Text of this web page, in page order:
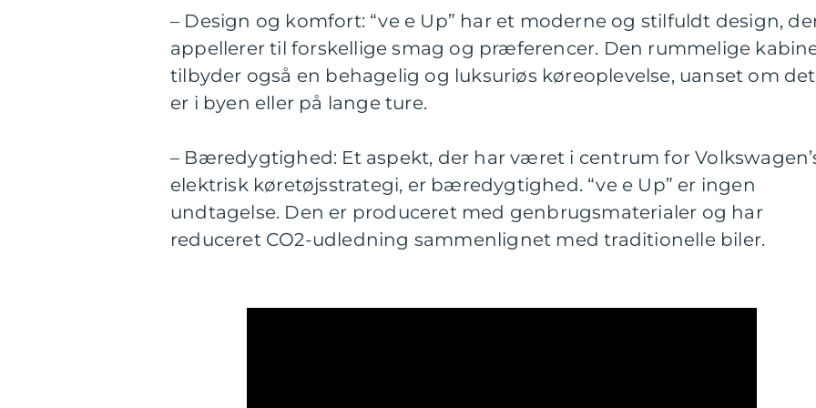
– Design og komfort: “ve e Up” har et moderne og stilfuldt design,
appellerer til forskellige smag og præferencer. Den rummelige
tilbyder også en behagelig og luksuriøs køreoplevelse, uanset om det
er i byen eller på lange ture.
– Bæredygtighed: Et aspekt, der har været i centrum for
elektrisk køretøjsstrategi, er bæredygtighed. “ve e Up” er ingen
undtagelse. Den er produceret med genbrugsmaterialer og har
reduceret CO2-udledning sammenlignet med traditionelle biler.